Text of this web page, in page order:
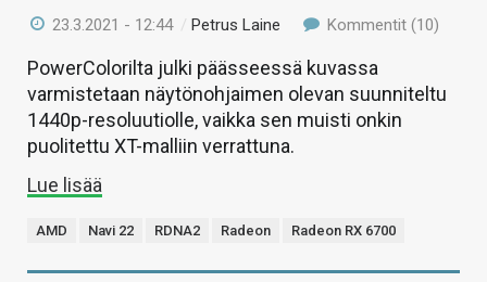
23.3.2021 - 12:44 /Petrus Laine Kommentit (10)
PowerColorilta julki päässeessä kuvassa
varmistetaan näytönohjaimen olevan suunniteltu
1440p-resoluutiolle, vaikka sen muisti onkin
puolitettu XT-malliin verrattuna.
Lue lisää
AMD Navi 22 RDNA2 Radeon Radeon RX 6700